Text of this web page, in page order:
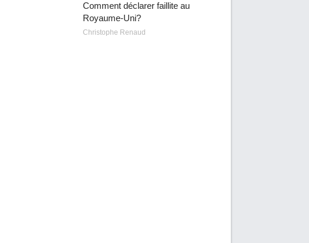
Comment déclarer faillite au
Royaume-Uni?
Christophe Renaud